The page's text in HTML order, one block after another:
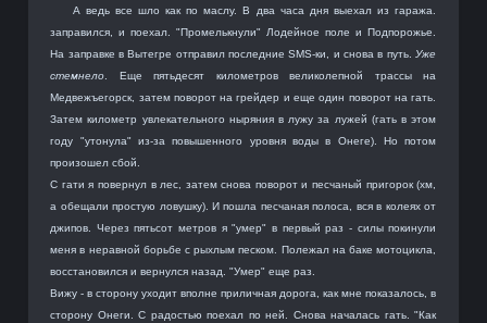
А ведь все шло как по маслу. В два часа дня выехал из гаража.
заправился, и поехал. "Промелькнули" Лодейное поле и Подпорожье.
На заправке в Вытегре отправил последние SMS-ки, и снова в путь.Уже
стемнело. Еще пятьдесят километров великолепной трассы на
Медвежъегорск, затем поворот на грейдер и еще один поворот на гать.
Затем километр увлекательного ныряния в лужу за лужей (гать в этом
году "утонула" из-за повышенного уровня воды в Онеге). Но потом
произошел сбой.
С гати я повернул в лес, затем снова поворот и песчаный пригорок (хм,
а обещали простую ловушку). И пошла песчаная полоса, вся в колеях от
джипов. Через пятьсот метров я "умер" в первый раз - силы покинули
меня в неравной борьбе с рыхлым песком. Полежал на баке мотоцикла,
восстановился и вернулся назад. "Умер" еще раз.
Вижу - в сторону уходит вполне приличная дорога, как мне показалось, в
сторону Онеги. С радостью поехал по ней. Снова началась гать. "Как